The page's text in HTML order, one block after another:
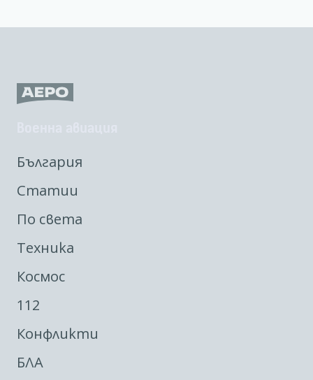
България
Статии
По света
Техника
Космос
112
Конфликти
БЛА